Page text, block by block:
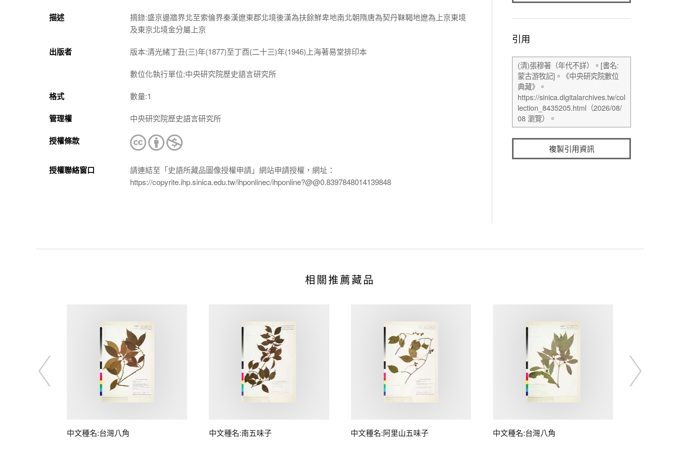
描述
摘錄:盛京邊牆界北至索倫界秦漢遼東郡北境後漢為扶餘鮮卑地南北朝隋唐為契丹靺鞨地遼為上京東境
及東京北境金分屬上京
出版者 版本:清光緒丁丑(三)年(1877)至丁酉(二十三)年(1946)上海著易堂排印本
數位化執行單位:中央研究院歷史語言研究所
格式 數量:1
管理權 中央研究院歷史語言研究所
授權條款
授權聯絡窗口
請連結至「史語所藏品圖像授權申請」網站申請授權，網址：
https://copyrite.ihp.sinica.edu.tw/ihponlinec/ihponline?@@0.8397848014139848
引用
複製引用資訊
相關推薦藏品
中文種名:台灣八角 中文種名:南五味子 中文種名:阿里山五味子 中文種名:台灣八角